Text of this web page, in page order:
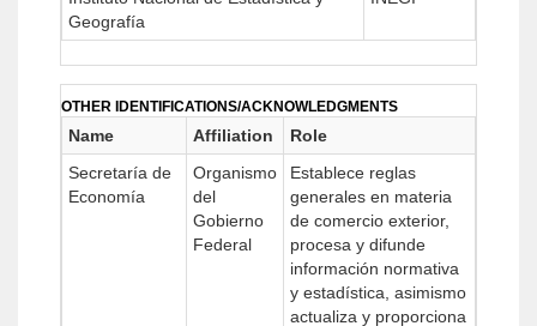
Geografía
OTHER IDENTIFICATIONS/ACKNOWLEDGMENTS
Name Affiliation
Role
Secretaría de
Economía
Organismo
del
Gobierno
Federal
Establece reglas
generales en materia
de comercio exterior,
procesa y difunde
información normativa
y estadística, asimismo
actualiza y proporciona